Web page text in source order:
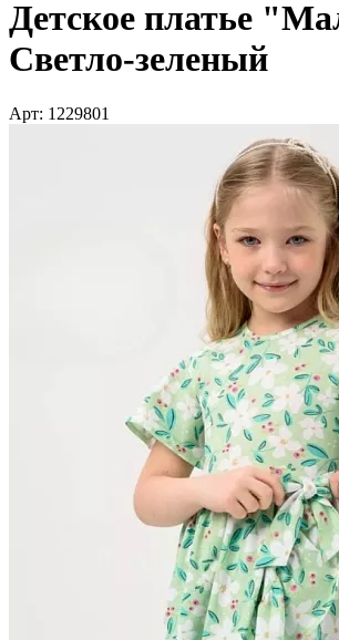
Детское платье
Светло-зеленый
Арт: 1229801